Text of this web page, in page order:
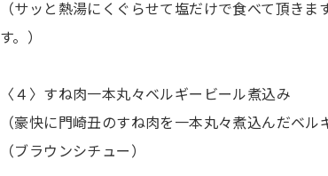
（サッと熱湯にくぐらせて塩だけで食べて頂き
す。）
〈４〉すね肉一本丸々ベルギービール煮込み
（豪快に門崎丑のすね肉を一本丸々煮込んだベ
（ブラウンシチュー）